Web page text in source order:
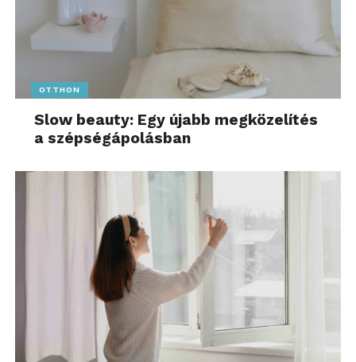
OTTHON
Slow beauty: Egy újabb megközelítés
a szépségápolásban